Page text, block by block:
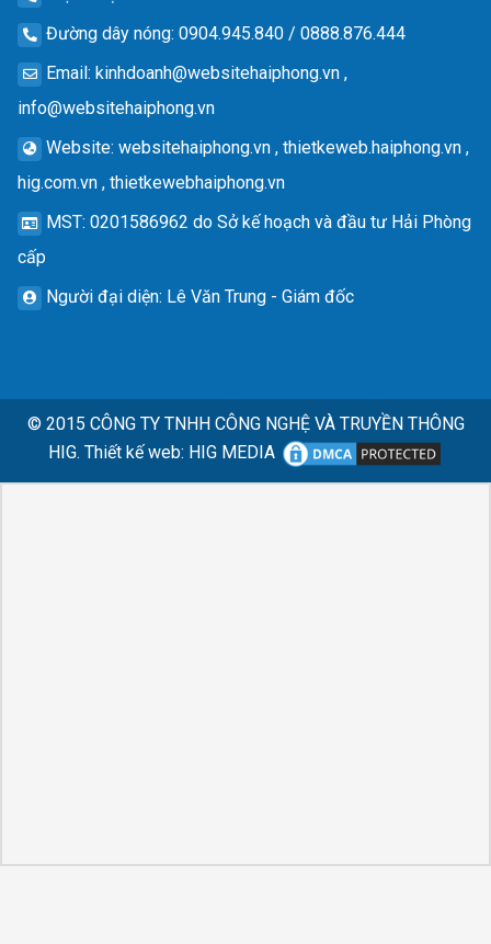
Đường dây nóng: 0904.945.840 / 0888.876.444
Email: kinhdoanh@websitehaiphong.vn ,
info@websitehaiphong.vn
Website: websitehaiphong.vn , thietkeweb.haiphong.vn ,
hig.com.vn , thietkewebhaiphong.vn
MST: 0201586962 do Sở kế hoạch và đầu tư Hải Phòng
cấp
Người đại diện: Lê Văn Trung - Giám đốc
© 2015 CÔNG TY TNHH CÔNG NGHỆ VÀ TRUYỀN THÔNG
HIG. Thiết kế web: HIG MEDIA